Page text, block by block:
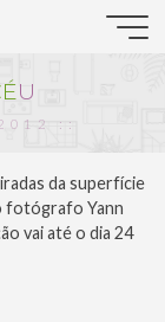
ÉU
::
da superfície
fotógrafo Yann
vai até o dia 24